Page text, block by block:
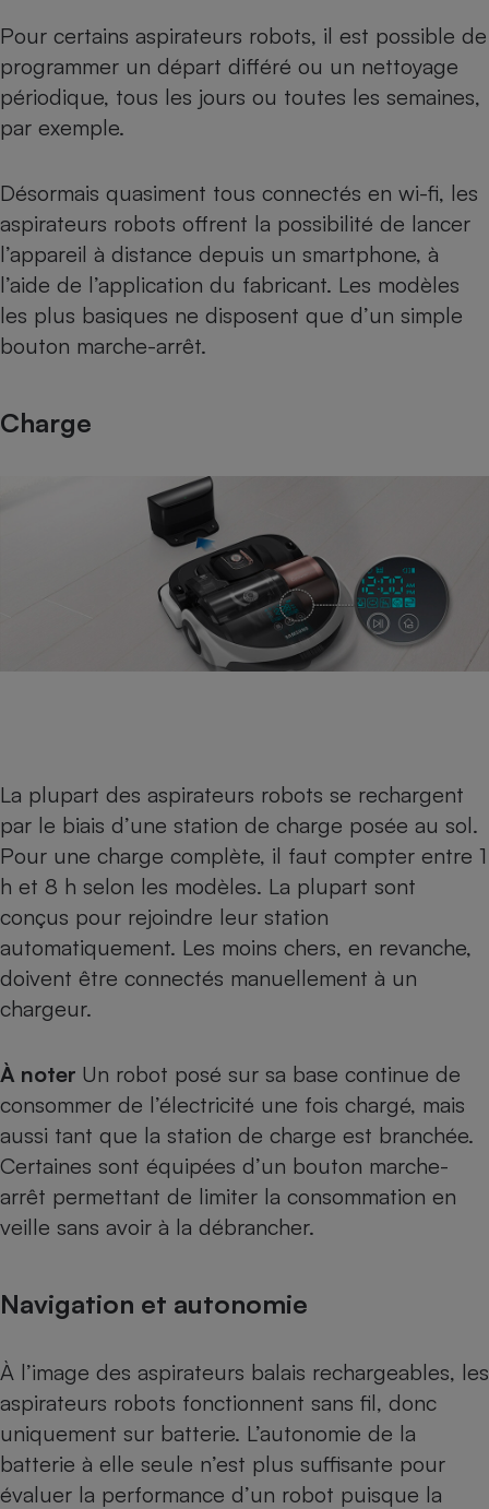
Pour certains aspirateurs robots, il est possible de
programmer un départ différé ou un nettoyage
périodique, tous les jours ou toutes les semaines,
par exemple.
Désormais quasiment tous connectés en wi-fi, les
aspirateurs robots offrent la possibilité de lancer
l’appareil à distance depuis un smartphone, à
l’aide de l’application du fabricant. Les modèles
les plus basiques ne disposent que d’un simple
bouton marche-arrêt.
Charge
La plupart des aspirateurs robots se rechargent
par le biais d’une station de charge posée au sol.
Pour une charge complète, il faut compter entre 1
h et 8 h selon les modèles. La plupart sont
conçus pour rejoindre leur station
automatiquement. Les moins chers, en revanche,
doivent être connectés manuellement à un
chargeur.
À noter Un robot posé sur sa base continue de
consommer de l’électricité une fois chargé, mais
aussi tant que la station de charge est branchée.
Certaines sont équipées d’un bouton marche-
arrêt permettant de limiter la consommation en
veille sans avoir à la débrancher.
Navigation et autonomie
À l’image des aspirateurs balais rechargeables, les
aspirateurs robots fonctionnent sans fil, donc
uniquement sur batterie. L’autonomie de la
batterie à elle seule n’est plus suffisante pour
évaluer la performance d’un robot puisque la